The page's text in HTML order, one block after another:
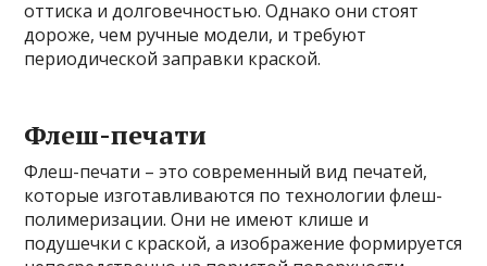
оттиска и долговечностью. Однако они стоят
дороже, чем ручные модели, и требуют
периодической заправки краской.
Флеш-печати
Флеш-печати – это современный вид печатей,
которые изготавливаются по технологии флеш-
полимеризации. Они не имеют клише и
подушечки с краской, а изображение формируется